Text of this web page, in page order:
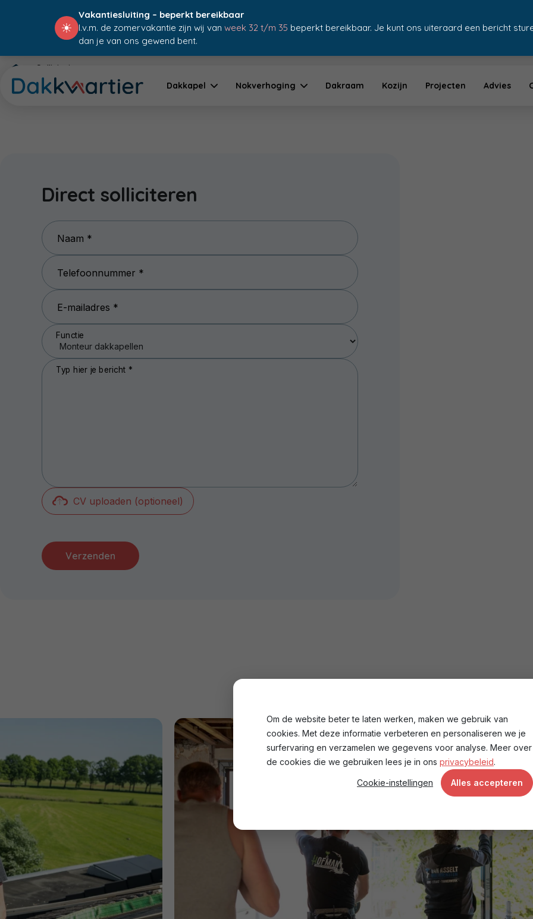
☀
Vakantiesluiting – beperkt bereikbaar
I.v.m. de zomervakantie zijn wij van week 32 t/m 35 beperkt bereikbaar. Je kunt ons uiteraard een bericht
dan je van ons gewend bent.
Dakkapel Nokverhoging Dakraam Kozijn Projecten Advies
Sollicitatie
Direct solliciteren
Naam *
Telefoonnummer *
E-mailadres *
Functie
Typ hier je bericht *
CV uploaden (optioneel)
Verzenden
Om de website beter te laten werken, maken we gebruik van
cookies. Met deze informatie verbeteren en personaliseren we je
surfervaring en verzamelen we gegevens voor analyse. Meer over
de cookies die we gebruiken lees je in ons privacybeleid.
Cookie-instellingen Alles accepteren